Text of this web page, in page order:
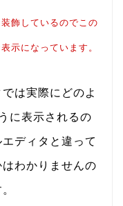
飾しているのでこの
示になっています。
は実際にどのよ
に表示されるの
ディタと違って
わかりませんの